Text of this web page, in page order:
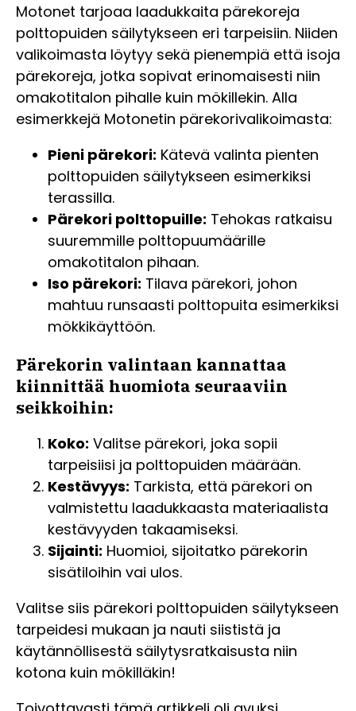
Motonet tarjoaa laadukkaita pärekoreja
polttopuiden säilytykseen eri tarpeisiin. Niiden
valikoimasta löytyy sekä pienempiä että isoja
pärekoreja, jotka sopivat erinomaisesti niin
omakotitalon pihalle kuin mökillekin. Alla
esimerkkejä Motonetin pärekorivalikoimasta:
Pieni pärekori: Kätevä valinta pienten
polttopuiden säilytykseen esimerkiksi
terassilla.
Pärekori polttopuille: Tehokas ratkaisu
suuremmille polttopuumäärille
omakotitalon pihaan.
Iso pärekori: Tilava pärekori, johon
mahtuu runsaasti polttopuita esimerkiksi
mökkikäyttöön.
Pärekorin valintaan kannattaa
kiinnittää huomiota seuraaviin
seikkoihin:
Koko: Valitse pärekori, joka sopii
tarpeisiisi ja polttopuiden määrään.
Kestävyys: Tarkista, että pärekori on
valmistettu laadukkaasta materiaalista
kestävyyden takaamiseksi.
Sijainti: Huomioi, sijoitatko pärekorin
sisätiloihin vai ulos.
Valitse siis pärekori polttopuiden säilytykseen
tarpeidesi mukaan ja nauti siististä ja
käytännöllisestä säilytysratkaisusta niin
kotona kuin mökilläkin!